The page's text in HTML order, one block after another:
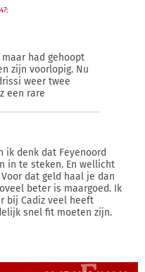
:
had gehoopt
zijn voorlopig. Nu
weer twee
een rare
ik denk dat Feyenoord
in te steken. En wellicht
dat geld haal je dan
beter is maargoed. Ik
bij Cadiz veel heeft
snel fit moeten zijn.